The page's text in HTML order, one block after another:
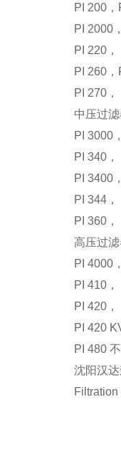
PI 200
PI 2000
PI 220
PI 260
PI 270
中压过
PI 3000
PI 340
PI 3400
PI 344
PI 360
高压过
PI 4000
PI 410
PI 420
PI 420
PI 480
沈阳汉